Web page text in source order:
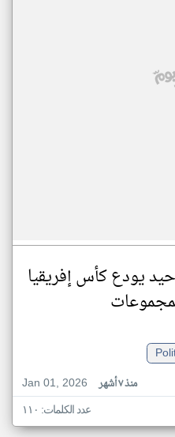
يودع كأس إفريقيا
Jan 01, 2026
منذ ٧ أشهر
عدد الكلمات: ١١٠